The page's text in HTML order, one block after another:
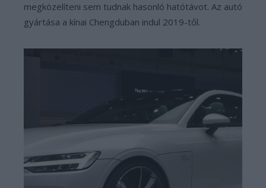
megközelíteni sem tudnak hasonló hatótávot. Az autó
gyártása a kínai Chengduban indul 2019-től.